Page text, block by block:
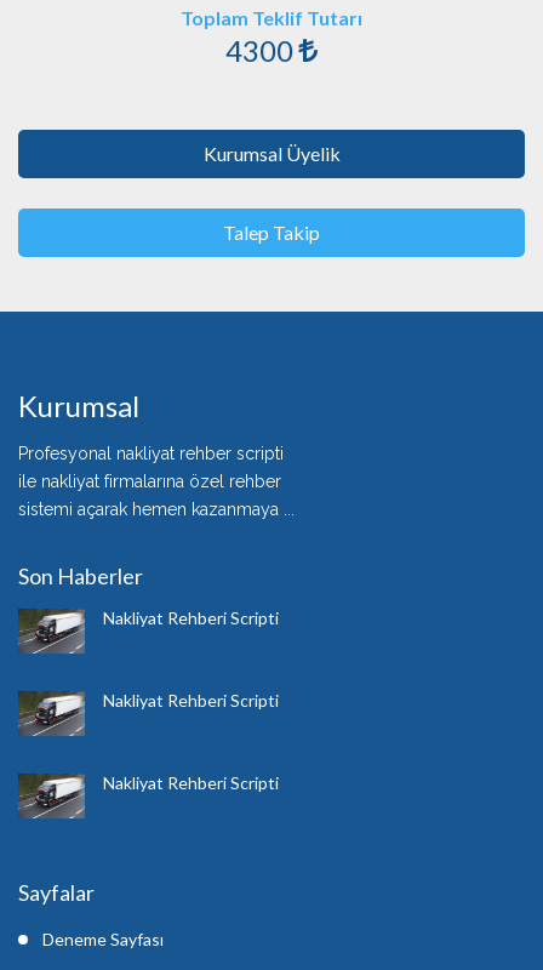
Toplam Teklif Tutarı
4300
Kurumsal Üyelik
Talep Takip
Kurumsal
Profesyonal nakliyat rehber scripti
ile nakliyat firmalarına özel rehber
sistemi açarak hemen kazanmaya ...
Son Haberler
Nakliyat Rehberi Scripti
Nakliyat Rehberi Scripti
Nakliyat Rehberi Scripti
Sayfalar
Deneme Sayfası